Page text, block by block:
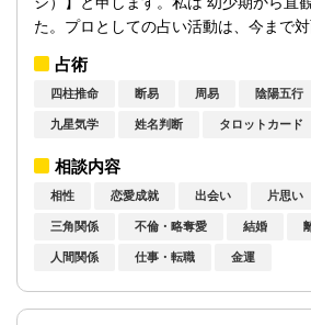
た。プロとしての占い活動は、今まで対
占術
四柱推命 断易 周易 陰陽五行
九星気学 姓名判断 タロットカード
相談内容
相性 恋愛成就 出会い 片思い
三角関係 不倫・略奪愛 結婚
人間関係 仕事・転職 金運